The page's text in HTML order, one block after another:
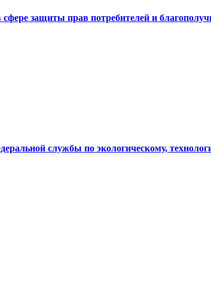
защиты прав потребителей и
службы по экологическому,